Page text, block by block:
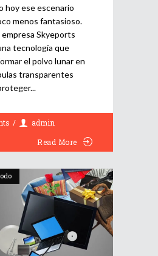
hoy ese escenario
menos fantasioso.
empresa Skyeports
tecnología que
el polvo lunar en
transparentes
admin
Read More